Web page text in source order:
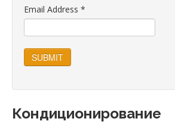
Email Address *
SUBMIT
Кондиционирование